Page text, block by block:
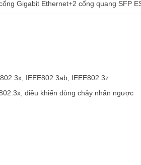
Gigabit Ethernet+2 cổng quang SFP
IEEE802.3ab, IEEE802.3z
điều khiển dòng chảy nhấn ngược